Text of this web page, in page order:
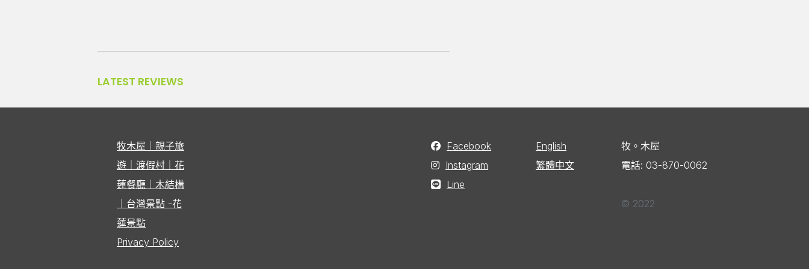
LATEST REVIEWS
牧木屋｜親子旅
遊｜渡假村｜花
蓮餐廳｜木結構
｜台灣景點 -花
蓮景點
Privacy Policy
Facebook
Instagram
Line
English
繁體中文
牧。木屋
電話: 03-870-0062
© 2022